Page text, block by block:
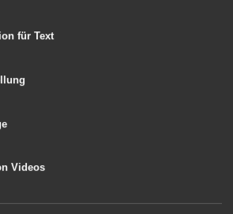
sind im Rathaus
hinterlegt. Gerne
telefonisch melden
11.
für Text
Videos